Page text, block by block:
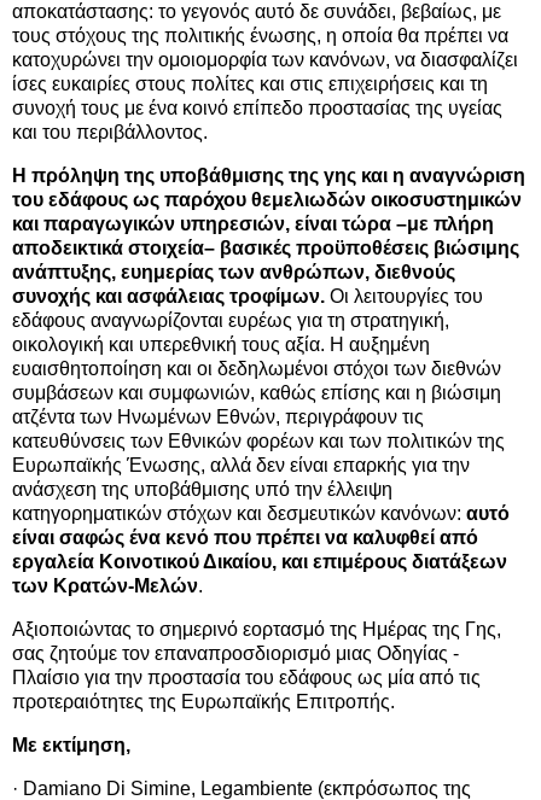
αποκατάστασης: το γεγονός αυτό δε συνάδει, βεβαίως, με
τους στόχους της πολιτικής ένωσης, η οποία θα πρέπει να
κατοχυρώνει την ομοιομορφία των κανόνων, να διασφαλίζει
ίσες ευκαιρίες στους πολίτες και στις επιχειρήσεις και τη
συνοχή τους με ένα κοινό επίπεδο προστασίας της υγείας
και του περιβάλλοντος.
Η πρόληψη της υποβάθμισης της γης και η αναγνώριση
του εδάφους ως παρόχου θεμελιωδών οικοσυστημικών
και παραγωγικών υπηρεσιών, είναι τώρα –με πλήρη
αποδεικτικά στοιχεία– βασικές προϋποθέσεις βιώσιμης
ανάπτυξης, ευημερίας των ανθρώπων, διεθνούς
συνοχής και ασφάλειας τροφίμων. Οι λειτουργίες του
εδάφους αναγνωρίζονται ευρέως για τη στρατηγική,
οικολογική και υπερεθνική τους αξία. Η αυξημένη
ευαισθητοποίηση και οι δεδηλωμένοι στόχοι των διεθνών
συμβάσεων και συμφωνιών, καθώς επίσης και η βιώσιμη
ατζέντα των Ηνωμένων Εθνών, περιγράφουν τις
κατευθύνσεις των Εθνικών φορέων και των πολιτικών της
Ευρωπαϊκής Ένωσης, αλλά δεν είναι επαρκής για την
ανάσχεση της υποβάθμισης υπό την έλλειψη
κατηγορηματικών στόχων και δεσμευτικών κανόνων: αυτό
είναι σαφώς ένα κενό που πρέπει να καλυφθεί από
εργαλεία Κοινοτικού Δικαίου, και επιμέρους διατάξεων
των Κρατών-Μελών.
Αξιοποιώντας το σημερινό εορτασμό της Ημέρας της Γης,
σας ζητούμε τον επαναπροσδιορισμό μιας Οδηγίας -
Πλαίσιο για την προστασία του εδάφους ως μία από τις
προτεραιότητες της Ευρωπαϊκής Επιτροπής.
Με εκτίμηση,
· Damiano Di Simine, Legambiente (εκπρόσωπος της